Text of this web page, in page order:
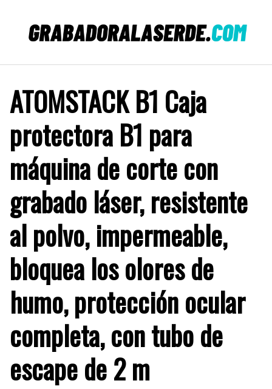
contenido
ATOMSTACK B1 Caja
protectora B1 para
máquina de corte con
grabado láser, resistente
al polvo, impermeable,
bloquea los olores de
humo, protección ocular
completa, con tubo de
escape de 2 m